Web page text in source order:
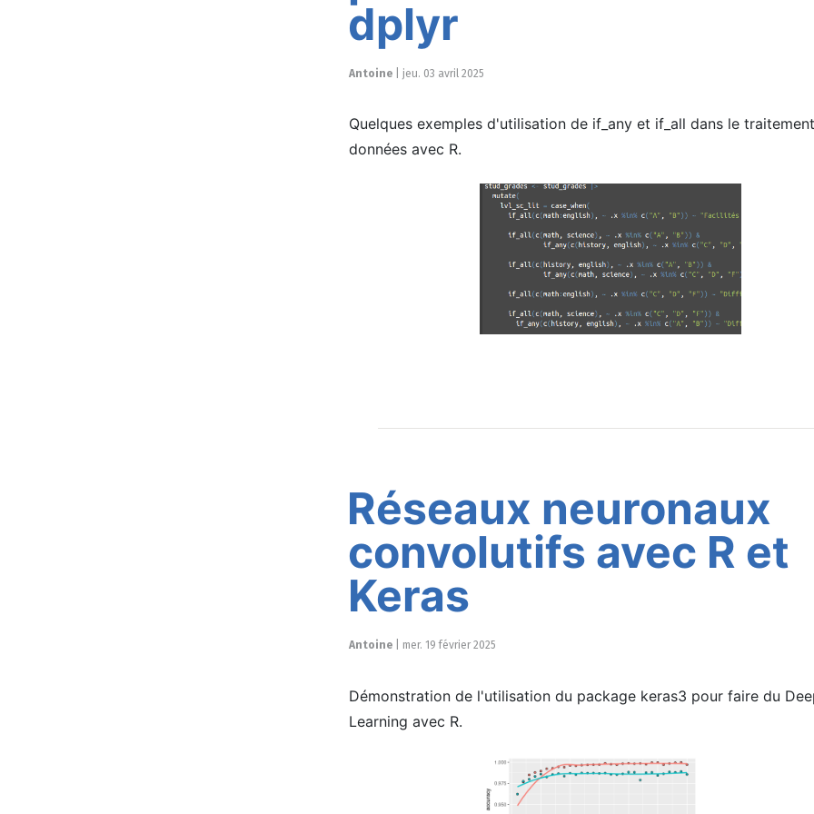
dplyr
Antoine jeu. 03 avril 2025
Quelques exemples d'utilisation de if_any et if_all dans le
données avec R.
Réseaux neuronaux
convolutifs avec R et
Keras
Antoine mer. 19 février 2025
Démonstration de l'utilisation du package keras3 pour faire du
Learning avec R.